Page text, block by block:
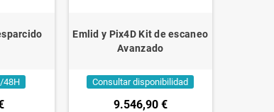
48H
Emlid y Pix4D Kit de escaneo
Avanzado
Consultar disponibilidad
9.546,90 €